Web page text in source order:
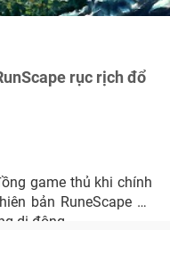
rục rịch đổ
game thủ khi chính
bản RuneScape và
di động.